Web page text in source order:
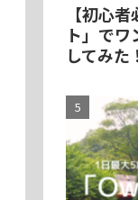
【初心
ト」で
してみた！